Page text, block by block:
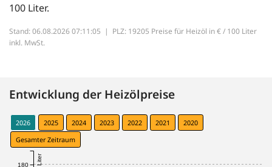
100 Liter.
Stand: 06.08.2026 07:11:05 | PLZ: 19205 Preise für Heizöl in € / 100 Liter
inkl. MwSt.
Entwicklung der Heizölpreise
2026 2025 2024 2023 2022 2021
2020
Gesamter Zeitraum
180